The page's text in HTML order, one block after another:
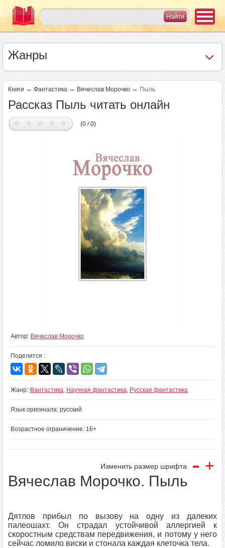
Жанры
Книги → Фантастика → Вячеслав Морочко → Пыль
Рассказ Пыль читать онлайн
(0 / 0)
Автор: Вячеслав Морочко
Поделится :
Жанр: Фантастика, Научная фантастика, Русская фантастика
Язык оригинала: русский
Возрастное ограничение: 16+
Изменить размер шрифта - +
Вячеслав Морочко. Пыль
Дятлов прибыл по вызову на одну из далеких
палеошахт. Он страдал устойчивой аллергией к
скоростным средствам передвижения, и потому у него
сейчас ломило виски и стонала каждая клеточка тела.